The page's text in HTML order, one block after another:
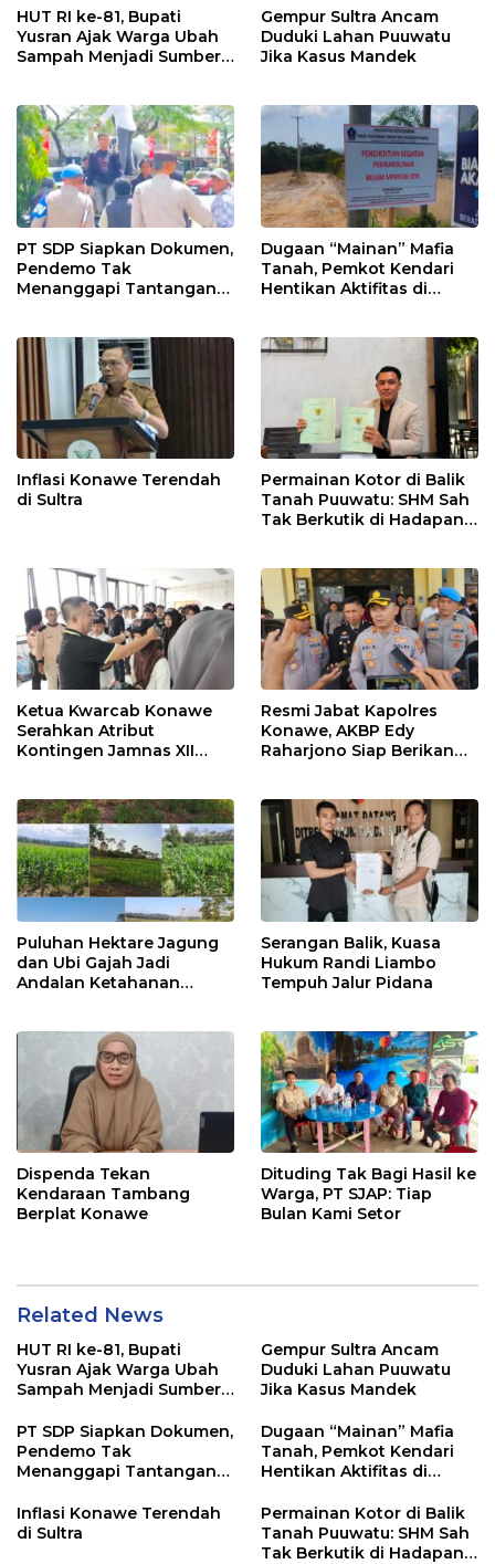
HUT RI ke-81, Bupati
Yusran Ajak Warga Ubah
Sampah Menjadi Sumber
Gempur Sultra Ancam
Duduki Lahan Puuwatu
Jika Kasus Mandek
PT SDP Siapkan Dokumen,
Pendemo Tak
Menanggapi Tantangan
Dugaan “Mainan” Mafia
Tanah, Pemkot Kendari
Hentikan Aktifitas di
Inflasi Konawe Terendah
di Sultra
Permainan Kotor di Balik
Tanah Puuwatu: SHM Sah
Tak Berkutik di Hadapan
Ketua Kwarcab Konawe
Serahkan Atribut
Kontingen Jamnas XII
Resmi Jabat Kapolres
Konawe, AKBP Edy
Raharjono Siap Berikan
Puluhan Hektare Jagung
dan Ubi Gajah Jadi
Andalan Ketahanan
Serangan Balik, Kuasa
Hukum Randi Liambo
Tempuh Jalur Pidana
Dispenda Tekan
Kendaraan Tambang
Berplat Konawe
Dituding Tak Bagi Hasil ke
Warga, PT SJAP: Tiap
Bulan Kami Setor
Related News
HUT RI ke-81, Bupati
Yusran Ajak Warga Ubah
Sampah Menjadi Sumber
Gempur Sultra Ancam
Duduki Lahan Puuwatu
Jika Kasus Mandek
PT SDP Siapkan Dokumen,
Pendemo Tak
Menanggapi Tantangan
Dugaan “Mainan” Mafia
Tanah, Pemkot Kendari
Hentikan Aktifitas di
Inflasi Konawe Terendah
di Sultra
Permainan Kotor di Balik
Tanah Puuwatu: SHM Sah
Tak Berkutik di Hadapan